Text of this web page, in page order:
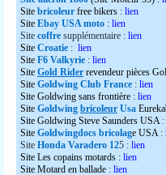
Site bricoleur free bikers : lien
Site Ebay USA moto : lien
Site coffre supplémentaire : lien
Site Croatie : lien
Site F6 Valkyrie : lien
Site Gold Rider revendeur pièces
Site Goldwing Club France : lien
Site Goldwing sans frontière : lien
Site Goldwing bricoleur Usa
Site Goldwing Steve Saunders USA :
Site Goldwingdocs bricolage USA :
Site Honda Varadero 125 : lien
Site Les copains motards : lien
Site Motard en ballade : lien